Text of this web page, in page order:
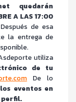
quedarán
A LAS 17:00
de esa
la entrega de
utiliza
de tu
De lo
eventos en
perfil.